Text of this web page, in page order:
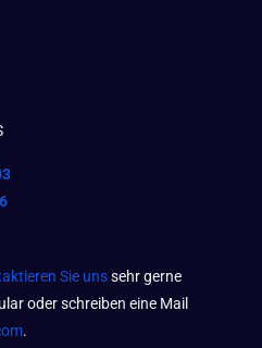
Sie unssehr gerne
oder schreiben eine Mail
.